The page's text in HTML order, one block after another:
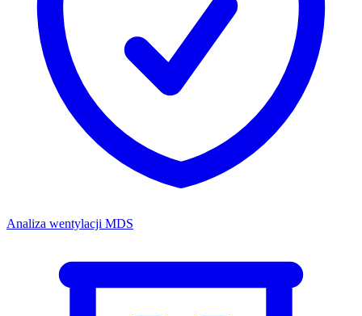
Analiza wentylacji MDS